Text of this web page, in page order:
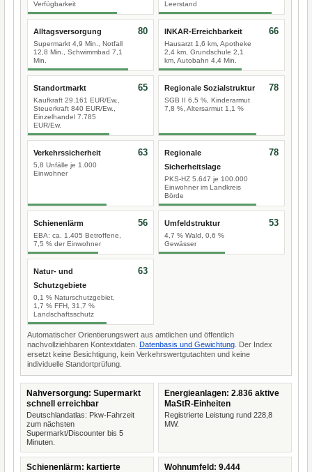
Verfügbarkeit
Leerstand
Alltagsversorgung
Supermarkt 4,9 Min., Notfall
12,8 Min., Schwimmbad 7,1
Min.
80 INKAR-Erreichbarkeit
Hausarzt 1,6 km, Apotheke
2,4 km, Grundschule 2,1
km, Autobahn 4,4 Min.
66
Standortmarkt
Kaufkraft 29.161 EUR/Ew.,
Steuerkraft 840 EUR/Ew.,
Einzelhandel 7.785
EUR/Ew.
65 Regionale Sozialstruktur
SGB II 6,5 %, Kinderarmut
7,8 %, Altersarmut 1,1 %
78
Verkehrssicherheit
5,8 Unfälle je 1.000
Einwohner
63
Regionale
Sicherheitslage
PKS-HZ 5.647 je 100.000
Einwohner im Landkreis
Börde
78
Schienenlärm
EBA: ca. 1.405 Betroffene,
7,5 % der Einwohner
56 Umfeldstruktur
4,7 % Wald, 0,6 %
Gewässer
53
Natur- und
Schutzgebiete
0,1 % Naturschutzgebiet,
1,7 % FFH, 31,7 %
Landschaftsschutz
63
Automatischer Orientierungswert aus amtlichen und öffentlich
nachvollziehbaren Kontextdaten. Datenbasis und Gewichtung . Der Index
ersetzt keine Besichtigung, kein Verkehrswertgutachten und keine
individuelle Standortprüfung.
Nahversorgung: Supermarkt
schnell erreichbar
Deutschlandatlas: Pkw-Fahrzeit
zum nächsten
Supermarkt/Discounter bis 5
Minuten.
Energieanlagen: 2.836 aktive
MaStR-Einheiten
Registrierte Leistung rund 228,8
MW.
Schienenlärm: kartierte Wohnumfeld: 9.444